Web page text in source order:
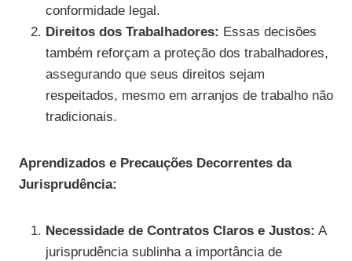
conformidade legal.
Direitos dos Trabalhadores: Essas decisões
também reforçam a proteção dos trabalhadores,
assegurando que seus direitos sejam
respeitados, mesmo em arranjos de trabalho não
tradicionais.
Aprendizados e Precauções Decorrentes da
Jurisprudência:
Necessidade de Contratos Claros e Justos: A
jurisprudência sublinha a importância de